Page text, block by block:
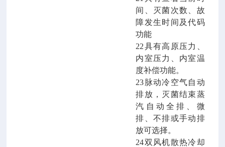
间、灭菌次数、故
障发生时间及代码
功能
22具有高原压力、
内室压力、内室温
度补偿功能。
23 脉动冷空气自动
排放，灭菌结束蒸
汽自动全排、微
排、不排或手动排
放可选择。
24双风机散热冷却